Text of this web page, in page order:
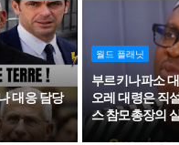
대응 담당
월드 플래닛
부르키나파소
오레 대령은 직
스 참모총장의